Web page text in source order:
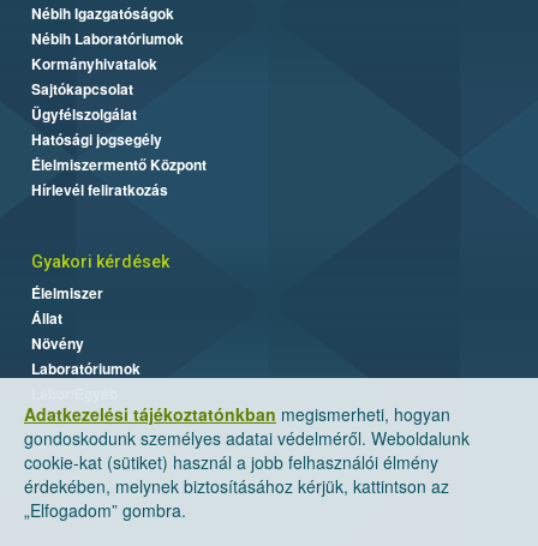
Adatkezelési tájékoztatónkban megismerheti, hogyan
gondoskodunk személyes adatai védelméről. Weboldalunk
cookie-kat (sütiket) használ a jobb felhasználói élmény
érdekében, melynek biztosításához kérjük, kattintson az
„Elfogadom” gombra.
Nébih Igazgatóságok
Nébih Laboratóriumok
Kormányhivatalok
Sajtókapcsolat
Ügyfélszolgálat
Hatósági jogsegély
Élelmiszermentő Központ
Hírlevél feliratkozás
Gyakori kérdések
Élelmiszer
Állat
Növény
Laboratóriumok